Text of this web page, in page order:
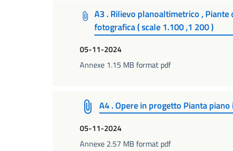
A3 . Rilievo planoaltimetrico ,
fotografica ( scale 1.100 ,1 200 )
05-11-2024
Annexe 1.15 MB format pdf
A4 . Opere in progetto Pianta
05-11-2024
Annexe 2.57 MB format pdf